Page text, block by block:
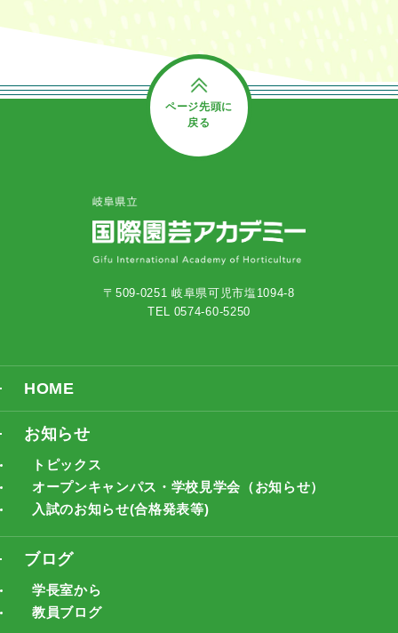
ページ先頭に
戻る
〒509-0251 岐阜県可児市塩1094-8
TEL 0574-60-5250
HOME
お知らせ
トピックス
オープンキャンパス・学校見学会（お知らせ）
入試のお知らせ(合格発表等)
ブログ
学長室から
教員ブログ